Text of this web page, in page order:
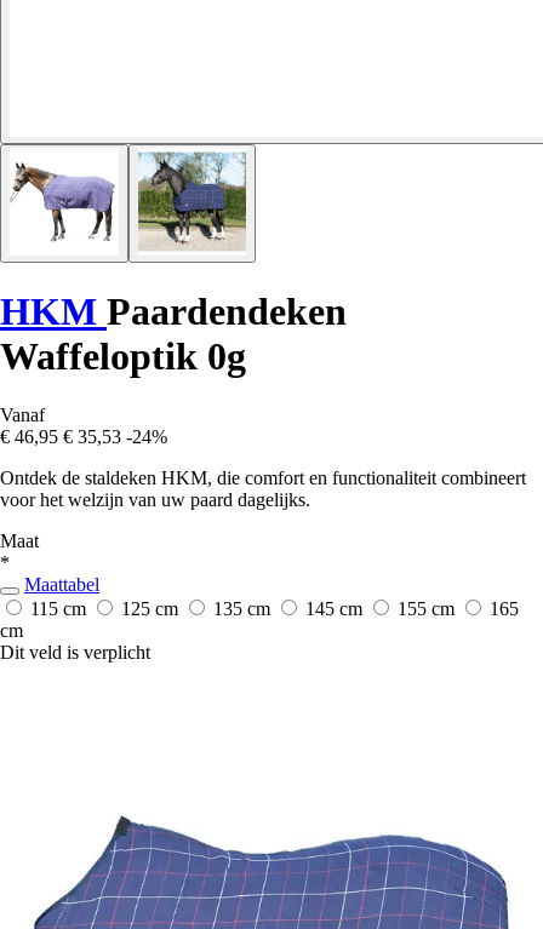
HKM Paardendeken
Waffeloptik 0g
Vanaf
€ 46,95 € 35,53 -24%
Ontdek de staldeken HKM, die comfort en functionaliteit combineert
voor het welzijn van uw paard dagelijks.
Maat
*
Maattabel
115 cm
125 cm 135 cm 145 cm 155 cm
165
cm
Dit veld is verplicht